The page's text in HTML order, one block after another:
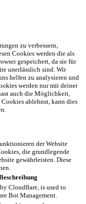
zu verbessern,
Cookies werden die als
gespeichert, da sie für
unerlässlich sind. Wir
helfen zu analysieren und
werden nur mit deiner
auch die Möglichkeit,
ablehnst, kann dies
der Website
die grundlegende
gewährleisten. Diese
Cloudflare, is used to
Bot Management.